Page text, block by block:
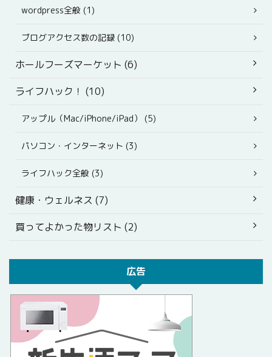
wordpress全般 (1)
ブログアクセス数の記録 (10)
ホールフーズマーケット (6)
ライフハック！ (10)
アップル（Mac/iPhone/iPad） (5)
パソコン・インターネット (3)
ライフハック全般 (3)
健康・ウェルネス (7)
買ってよかった物リスト (2)
広告